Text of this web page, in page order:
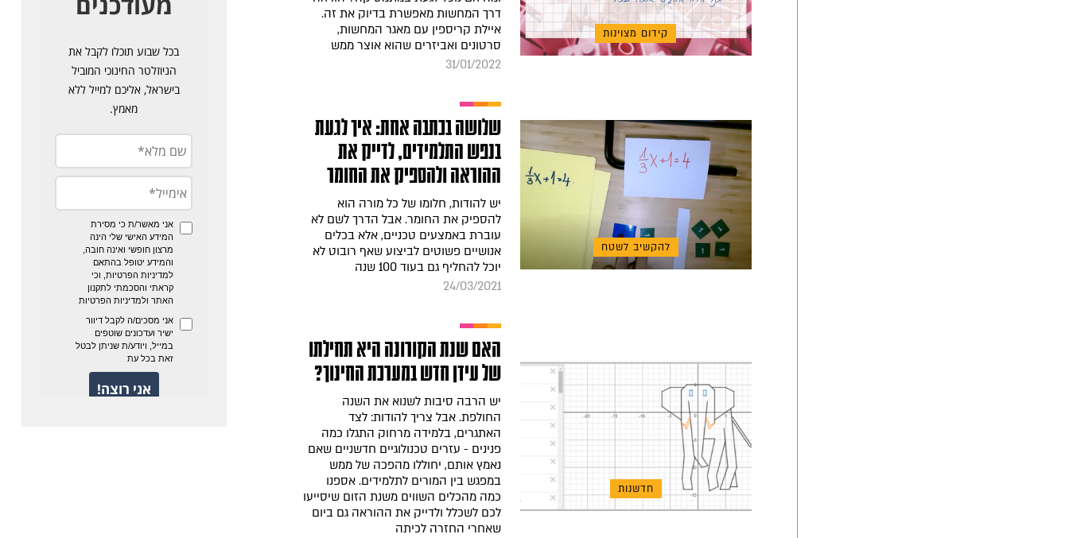
קידום מצוינות
דרך המחשות מאפשרת בדיוק את זה.
איילת קריספין עם מאגר המחשות,
סרטונים ואביזרים שהוא אוצר ממש
31/01/2022
להקשיב לשטח
שלושה בכתבה אחת: איך לגעת
בנפש התלמידים, לדייק את
ההוראה ולהספיק את החומר
יש להודות, חלומו של כל מורה הוא
להספיק את החומר. אבל הדרך לשם לא
עוברת באמצעים טכניים, אלא בכלים
אנושיים פשוטים לביצוע שאף רובוט לא
יוכל להחליף גם בעוד 100 שנה
24/03/2021
חדשנות
האם שנת הקורונה היא תחילתו
של עידן חדש במערכת החינוך?
יש הרבה סיבות לשנוא את השנה
החולפת. אבל צריך להודות: לצד
האתגרים, בלמידה מרחוק התגלו כמה
פנינים - עזרים טכנולוגיים חדשניים שאם
נאמץ אותם, יחוללו מהפכה של ממש
במפגש בין המורים לתלמידים. אספנו
כמה מהכלים השווים משנת הזום שיסייעו
לכם לשכלל ולדייק את ההוראה גם ביום
שאחרי החזרה לכיתה